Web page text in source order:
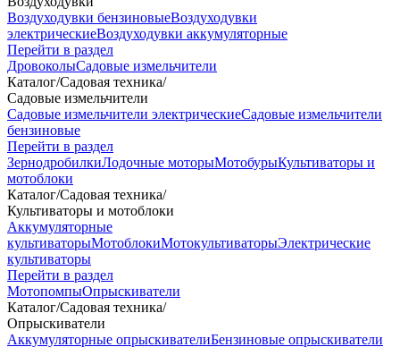
Воздуходувки бензиновыеВоздуходувки
электрическиеВоздуходувки аккумуляторные
Перейти в раздел
ДровоколыСадовые измельчители
Каталог/Садовая техника/
Садовые измельчители
Садовые измельчители электрическиеСадовые измельчители
бензиновые
Перейти в раздел
ЗернодробилкиЛодочные моторыМотобурыКультиваторы и
мотоблоки
Каталог/Садовая техника/
Культиваторы и мотоблоки
Аккумуляторные
культиваторыМотоблокиМотокультиваторыЭлектрические
культиваторы
Перейти в раздел
МотопомпыОпрыскиватели
Каталог/Садовая техника/
Опрыскиватели
Аккумуляторные опрыскивателиБензиновые опрыскиватели